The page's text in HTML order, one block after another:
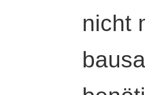
nicht